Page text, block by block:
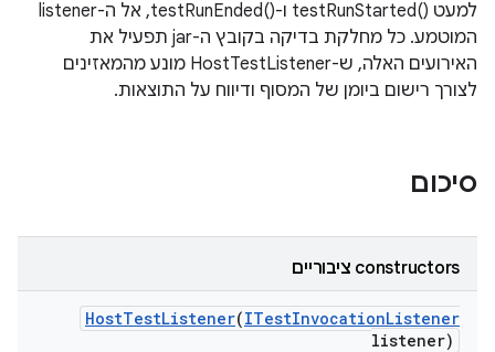
למעט testRunStarted()‎ ו-testRunEnded()‎, אל ה-listener
המוטמע. כל מחלקת בדיקה בקובץ ה-jar תפעיל את
האירועים האלה, ש-HostTestListener מונע מהמאזינים
לצורך רישום ביומן של המסוף ודיווח על התוצאות.
סיכום
‫constructors ציבוריים
HostTestListener(ITestInvocationListener
listener)